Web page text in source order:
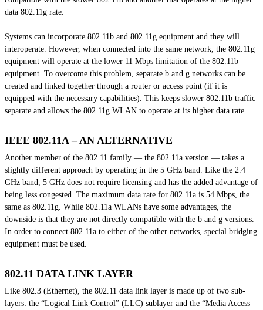
data 802.11g rate.
Systems can incorporate 802.11b and 802.11g equipment and they will
interoperate. However, when connected into the same network, the 802.11g
equipment will operate at the lower 11 Mbps limitation of the 802.11b
equipment. To overcome this problem, separate b and g networks can be
created and linked together through a router or access point (if it is
equipped with the necessary capabilities). This keeps slower 802.11b traffic
separate and allows the 802.11g WLAN to operate at its higher data rate.
IEEE 802.11A – AN ALTERNATIVE
Another member of the 802.11 family — the 802.11a version — takes a
slightly different approach by operating in the 5 GHz band. Like the 2.4
GHz band, 5 GHz does not require licensing and has the added advantage of
being less congested. The maximum data rate for 802.11a is 54 Mbps, the
same as 802.11g. While 802.11a WLANs have some advantages, the
downside is that they are not directly compatible with the b and g versions.
In order to connect 802.11a to either of the other networks, special bridging
equipment must be used.
802.11 DATA LINK LAYER
Like 802.3 (Ethernet), the 802.11 data link layer is made up of two sub-
layers: the “Logical Link Control” (LLC) sublayer and the “Media Access